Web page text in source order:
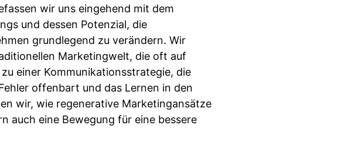
wir uns eingehend mit dem
und dessen Potenzial, die
grundlegend zu verändern. Wir
Marketingwelt, die oft auf
einer Kommunikationsstrategie, die
offenbart und das Lernen in den
wir, wie regenerative Marketingansätze
auch eine Bewegung für eine bessere